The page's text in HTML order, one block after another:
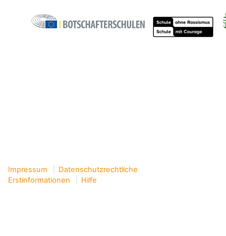
Impressum
Datenschutzrechtliche
Erstinformationen
Hilfe